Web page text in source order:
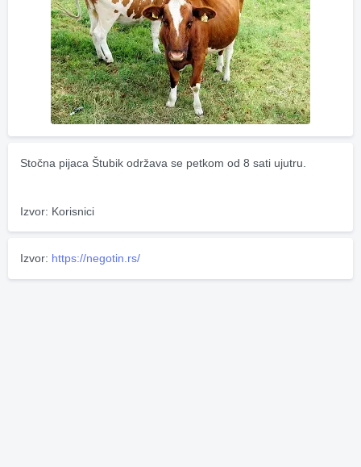
Stočna pijaca Štubik održava se petkom od 8 sati ujutru.
Izvor: Korisnici
Izvor: https://negotin.rs/